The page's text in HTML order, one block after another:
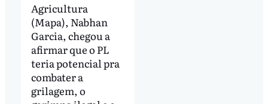
Agricultura
(Mapa), Nabhan
Garcia, chegou a
afirmar que o PL
teria potencial pra
combater a
grilagem, o